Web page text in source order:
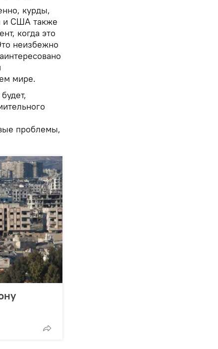
курды,
и США также
когда это
неизбежно
мире.
проблемы,